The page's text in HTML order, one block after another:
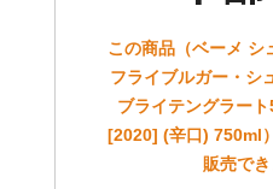
この商品（ベーメ シ
フライブルガー・シ
ブライテングラー
[2020] (辛口) 750ml
販売でき